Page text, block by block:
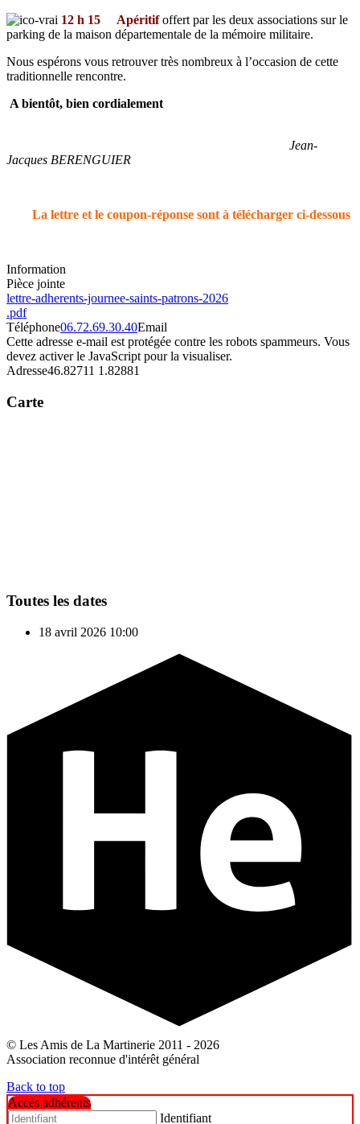
12 h 15 Apéritifoffert par les deux associations sur le
parking de la maison départementale de la mémoire militaire.
Nous espérons vous retrouver très nombreux à l’occasion de cette
traditionnelle rencontre.
A bientôt, bien cordialement
Jean-
Jacques BERENGUIER
La lettre et le coupon-réponse sont à télécharger ci-dessous
Information
Pièce jointe
lettre-adherents-journee-saints-patrons-2026
.pdf
Téléphone06.72.69.30.40Email
Cette adresse e-mail est protégée contre les robots spammeurs. Vous
devez activer le JavaScript pour la visualiser.
Adresse46.82711 1.82881
Carte
Toutes les dates
18 avril 2026 10:00
© Les Amis de La Martinerie 2011 - 2026
Association reconnue d'intérêt général
Back to top
Accès adhérents
Identifiant